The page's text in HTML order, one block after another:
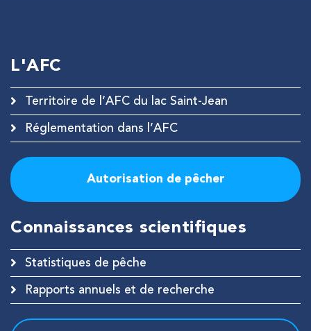
L'AFC
Territoire de l’AFC du lac Saint-Jean
Réglementation dans l’AFC
Autorisation de pêcher
Connaissances scientifiques
Statistiques de pêche
Rapports annuels et de recherche